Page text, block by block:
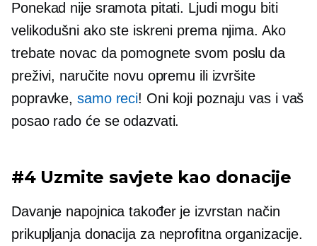
Ponekad nije sramota pitati. Ljudi mogu biti
velikodušni ako ste iskreni prema njima. Ako
trebate novac da pomognete svom poslu da
preživi, ​​naručite novu opremu ili izvršite
popravke,samo reci! Oni koji poznaju vas i vaš
posao rado će se odazvati.
#4 Uzmite savjete kao donacije
Davanje napojnica također je izvrstan način
prikupljanja donacija za neprofitnaorganizacije.